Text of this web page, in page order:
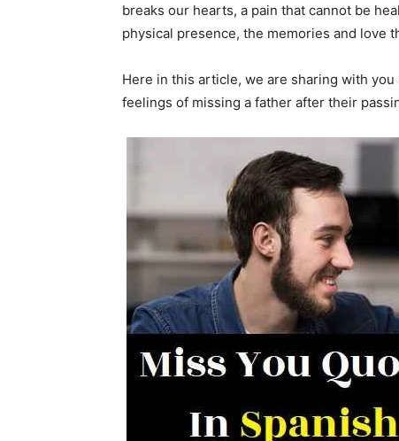
breaks our hearts, a pain that cannot be
physical presence, the memories and love
Here in this article, we are sharing with
feelings of missing a father after their